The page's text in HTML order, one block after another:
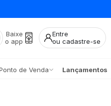
Baixe
o app
Entre
ou cadastre-se
de Venda Lançamentos